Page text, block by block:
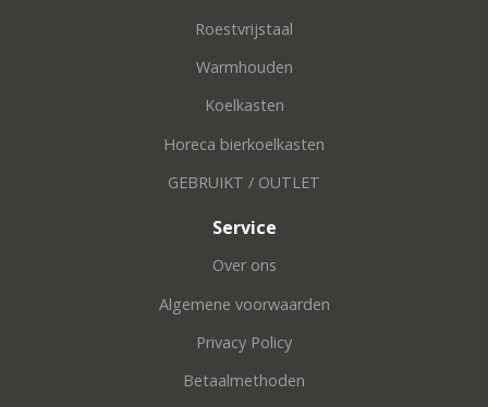
Roestvrijstaal
Warmhouden
Koelkasten
Horeca bierkoelkasten
GEBRUIKT / OUTLET
Service
Over ons
Algemene voorwaarden
Privacy Policy
Betaalmethoden